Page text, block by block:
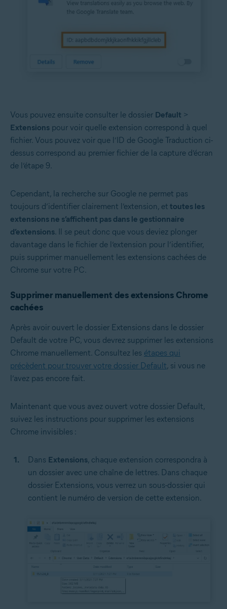
Vous pouvez ensuite consulter le dossier Default >
Extensions pour voir quelle extension correspond à quel
fichier. Vous pouvez voir que l’ID de Google Traduction ci-
dessus correspond au premier fichier de la capture d’écran
de l’étape 9.
Cependant, la recherche sur Google ne permet pas
toujours d’identifier clairement l’extension, et toutes les
extensions ne s’affichent pas dans le gestionnaire
d’extensions. Il se peut donc que vous deviez plonger
davantage dans le fichier de l’extension pour l’identifier,
puis supprimer manuellement les extensions cachées de
Chrome sur votre PC.
Supprimer manuellement des extensions Chrome
cachées
Après avoir ouvert le dossier Extensions dans le dossier
Default de votre PC, vous devrez supprimer les extensions
Chrome manuellement. Consultez les étapes qui
précèdent pour trouver votre dossier Default, si vous ne
l’avez pas encore fait.
Maintenant que vous avez ouvert votre dossier Default,
suivez les instructions pour supprimer les extensions
Chrome invisibles :
Dans Extensions, chaque extension correspondra à
un dossier avec une chaîne de lettres. Dans chaque
dossier Extensions, vous verrez un sous-dossier qui
contient le numéro de version de cette extension.